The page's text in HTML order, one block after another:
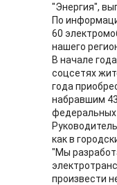
"Энергия",
По
60
нашего
В начале
соцсетях
года
набравшим
федеральных
как в
"Мы
произвести